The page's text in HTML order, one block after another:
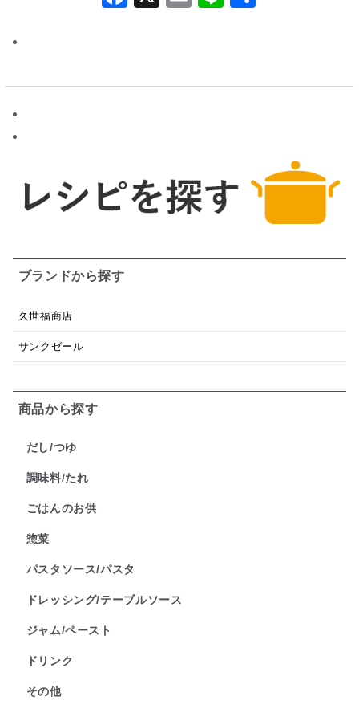
ブランドから探す
久世福商店
サンクゼール
商品から探す
だし/つゆ
調味料/たれ
ごはんのお供
惣菜
パスタソース/パスタ
ドレッシング/テーブルソース
ジャム/ペースト
ドリンク
その他